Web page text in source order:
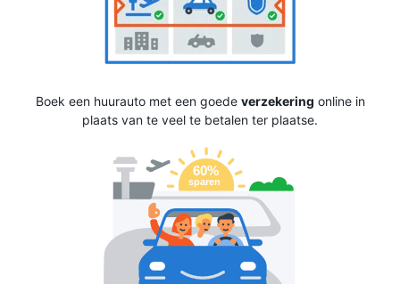
Boek een huurauto met een goede verzekering online in
plaats van te veel te betalen ter plaatse.